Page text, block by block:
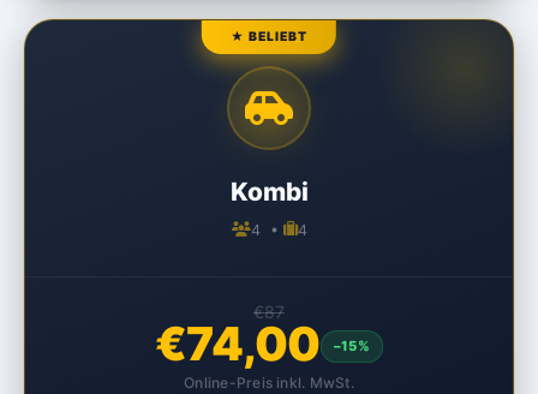
★ BELIEBT
Kombi
4 • 4
€87
€74,00 –15%
Online-Preis inkl. MwSt.